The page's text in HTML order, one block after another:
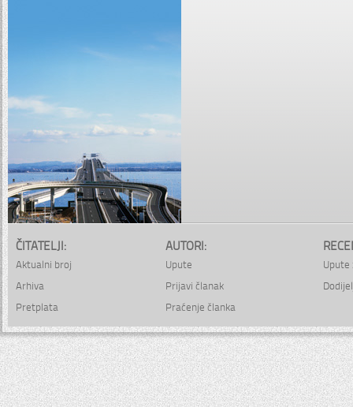
ČITATELJI:
Aktualni broj
Arhiva
Pretplata
AUTORI:
Upute
Prijavi članak
Praćenje članka
Upute